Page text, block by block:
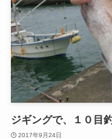
ジギングで、１０目
2017年9月24日